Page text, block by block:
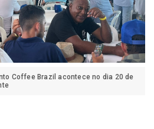
Coffee Brazil acontece no dia 20 de